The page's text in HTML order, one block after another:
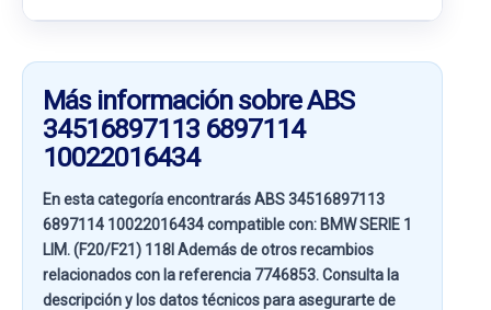
Más información sobre ABS
34516897113 6897114
10022016434
En esta categoría encontrarás ABS 34516897113
6897114 10022016434 compatible con: BMW SERIE 1
LIM. (F20/F21) 118I Además de otros recambios
relacionados con la referencia 7746853. Consulta la
descripción y los datos técnicos para asegurarte de